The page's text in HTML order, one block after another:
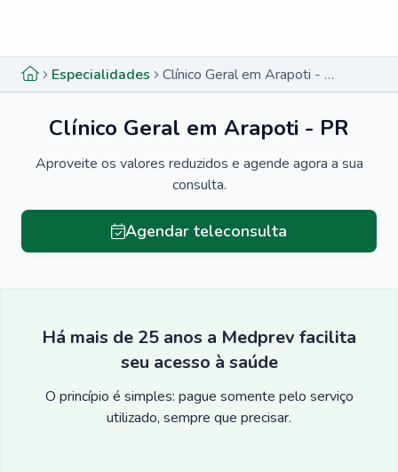
Especialidades Clínico Geral em Arapoti - PR
Clínico Geral em Arapoti - PR
Aproveite os valores reduzidos e agende agora a sua
consulta.
Agendar teleconsulta
Há mais de 25 anos a Medprev facilita
seu acesso à saúde
O princípio é simples: pague somente pelo serviço
utilizado, sempre que precisar.